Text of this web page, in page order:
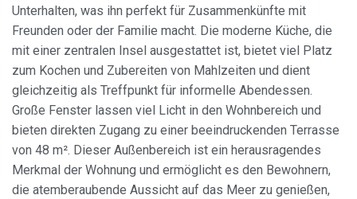
Unterhalten, was ihn perfekt für Zusammenkünfte mit
Freunden oder der Familie macht. Die moderne Küche, die
mit einer zentralen Insel ausgestattet ist, bietet viel Platz
zum Kochen und Zubereiten von Mahlzeiten und dient
gleichzeitig als Treffpunkt für informelle Abendessen.
Große Fenster lassen viel Licht in den Wohnbereich und
bieten direkten Zugang zu einer beeindruckenden Terrasse
von 48 m². Dieser Außenbereich ist ein herausragendes
Merkmal der Wohnung und ermöglicht es den Bewohnern,
die atemberaubende Aussicht auf das Meer zu genießen,